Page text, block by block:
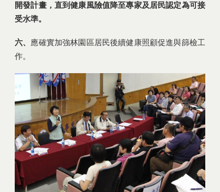
開發計畫，直到健康風險值降至專家及居民認定為可接
受水準。
六、 應確實加強林園區居民後續健康照顧促進與篩檢工
作。